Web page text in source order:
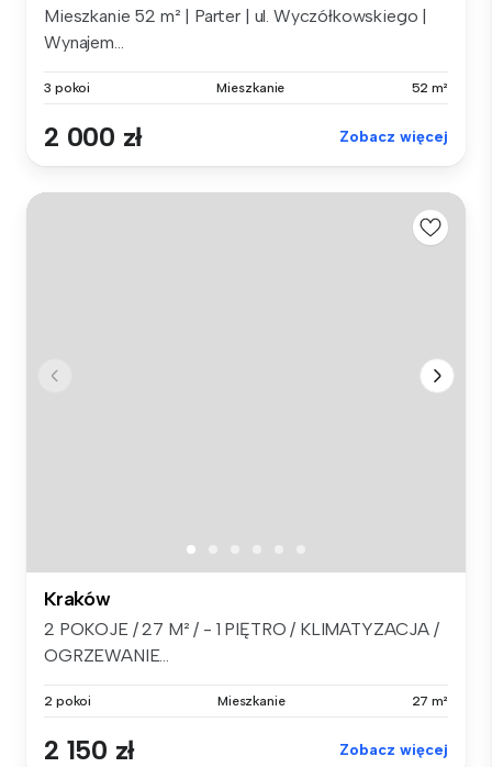
Mieszkanie 52 m² | Parter | ul. Wyczółkowskiego |
Wynajem...
3 pokoi Mieszkanie 52 m²
2 000 zł Zobacz więcej
Kraków
2 POKOJE / 27 M² / - 1 PIĘTRO / KLIMATYZACJA /
OGRZEWANIE...
2 pokoi Mieszkanie 27 m²
2 150 zł Zobacz więcej